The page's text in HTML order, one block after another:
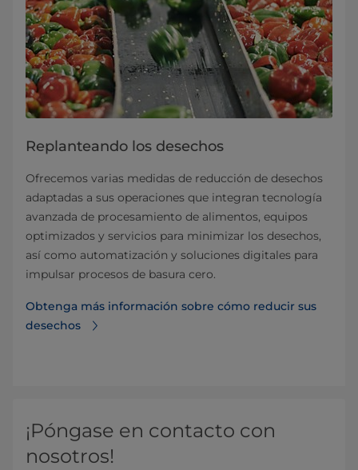
Replanteando los desechos
Ofrecemos varias medidas de reducción de desechos
adaptadas a sus operaciones que integran tecnología
avanzada de procesamiento de alimentos, equipos
optimizados y servicios para minimizar los desechos,
así como automatización y soluciones digitales para
impulsar procesos de basura cero.
Obtenga más información sobre cómo reducir sus
desechos
¡Póngase en contacto con
nosotros!